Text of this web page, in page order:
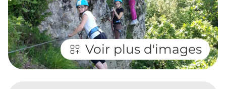
Voir plus d'images